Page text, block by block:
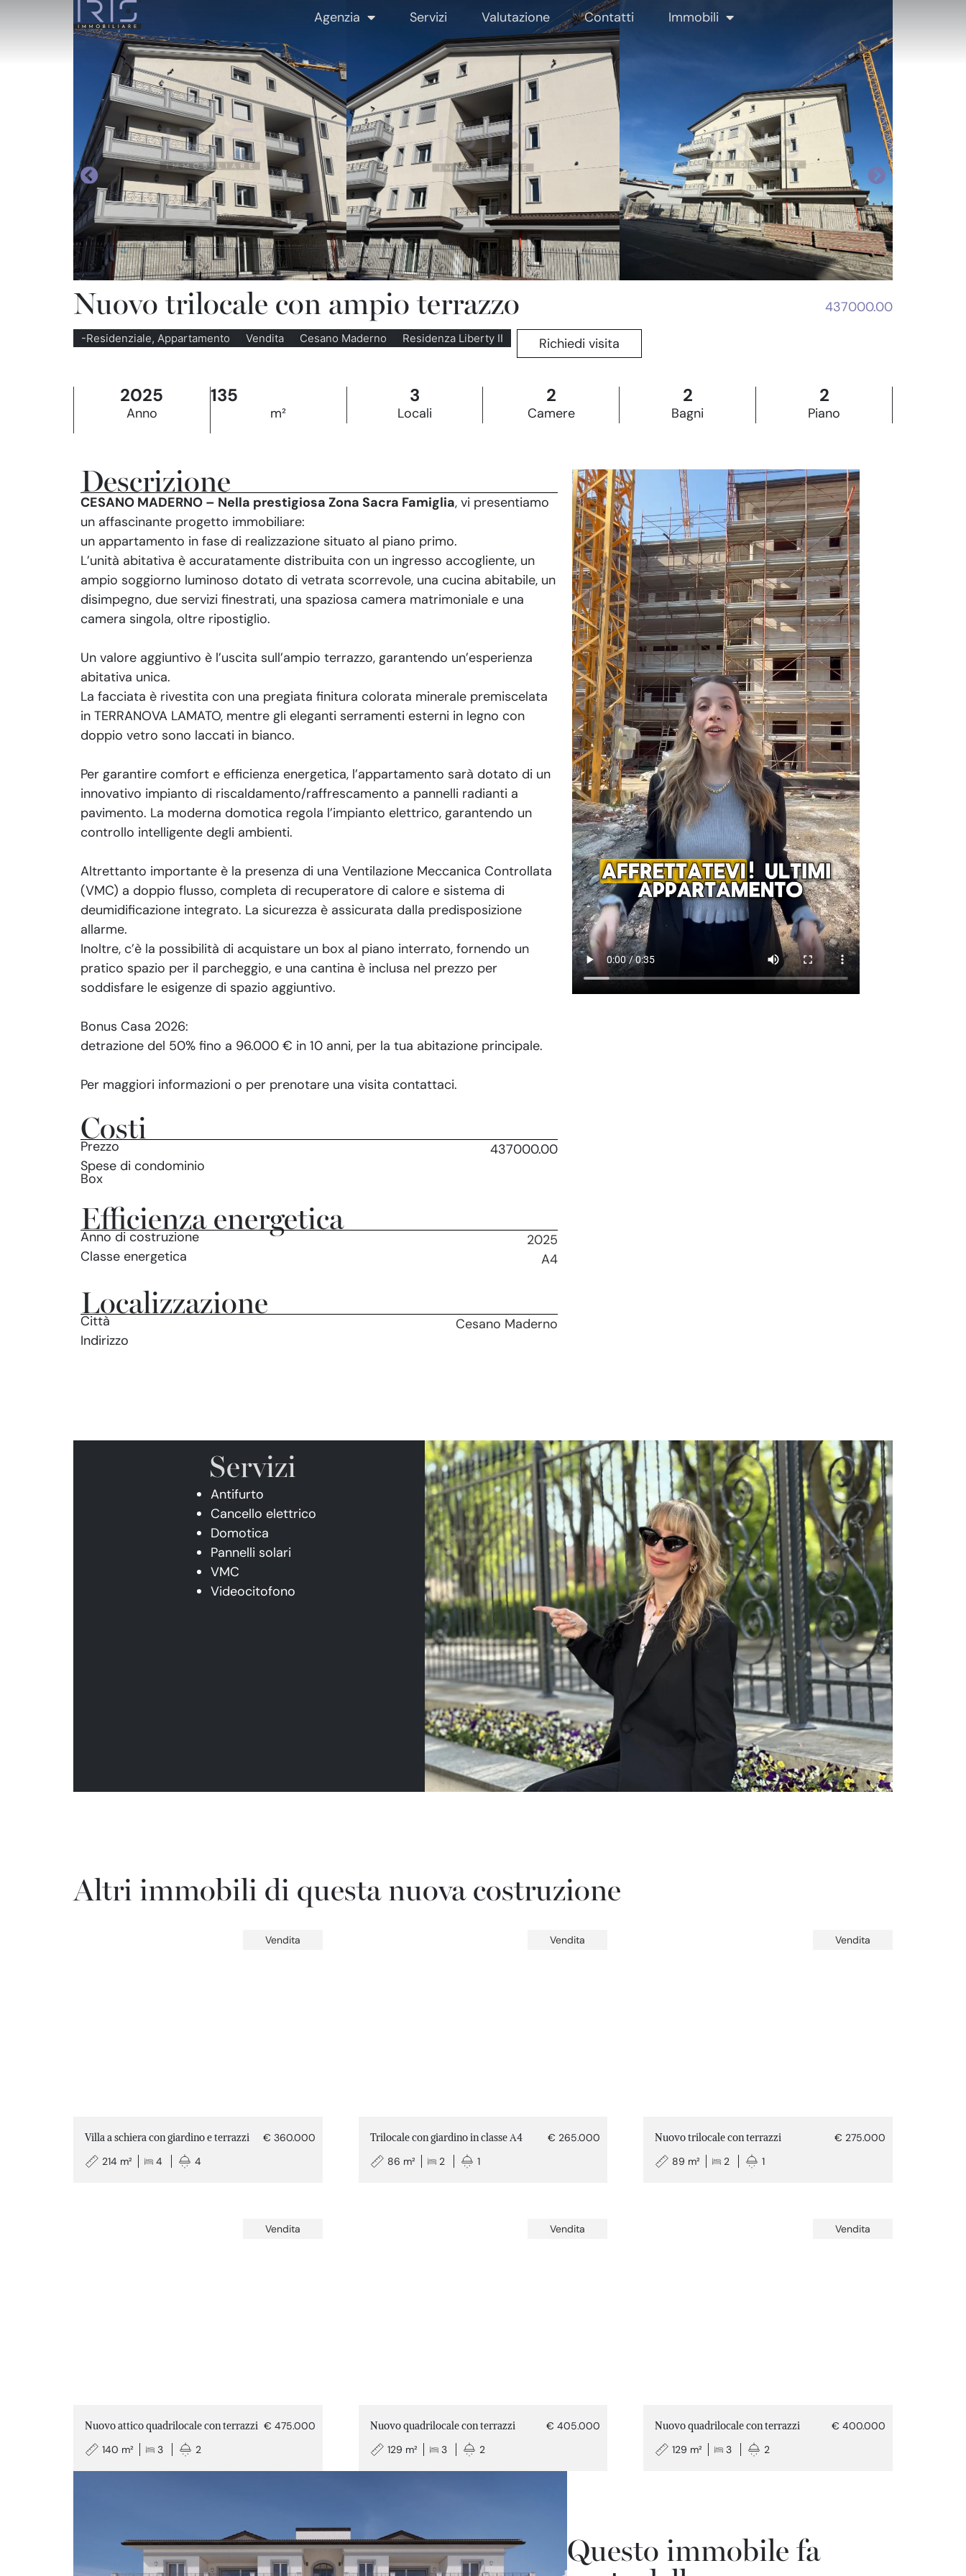
Agenzia Servizi Valutazione Contatti Immobili
Nuovo trilocale con ampio terrazzo 437000.00
-Residenziale, Appartamento Vendita Cesano Maderno Residenza Liberty II Richiedi visita
2025
Anno
135
m²
3
Locali
2
Camere
2
Bagni
2
Piano
Descrizione
CESANO MADERNO – Nella prestigiosa Zona Sacra Famiglia, vi presentiamo
un affascinante progetto immobiliare:
un appartamento in fase di realizzazione situato al piano primo.
L’unità abitativa è accuratamente distribuita con un ingresso accogliente, un
ampio soggiorno luminoso dotato di vetrata scorrevole, una cucina abitabile, un
disimpegno, due servizi finestrati, una spaziosa camera matrimoniale e una
camera singola, oltre ripostiglio.
Un valore aggiuntivo è l’uscita sull’ampio terrazzo, garantendo un’esperienza
abitativa unica.
La facciata è rivestita con una pregiata finitura colorata minerale premiscelata
in TERRANOVA LAMATO, mentre gli eleganti serramenti esterni in legno con
doppio vetro sono laccati in bianco.
Per garantire comfort e efficienza energetica, l’appartamento sarà dotato di un
innovativo impianto di riscaldamento/raffrescamento a pannelli radianti a
pavimento. La moderna domotica regola l’impianto elettrico, garantendo un
controllo intelligente degli ambienti.
Altrettanto importante è la presenza di una Ventilazione Meccanica Controllata
(VMC) a doppio flusso, completa di recuperatore di calore e sistema di
deumidificazione integrato. La sicurezza è assicurata dalla predisposizione
allarme.
Inoltre, c’è la possibilità di acquistare un box al piano interrato, fornendo un
pratico spazio per il parcheggio, e una cantina è inclusa nel prezzo per
soddisfare le esigenze di spazio aggiuntivo.
Bonus Casa 2026:
detrazione del 50% fino a 96.000 € in 10 anni, per la tua abitazione principale.
Per maggiori informazioni o per prenotare una visita contattaci.
Costi
Prezzo
437000.00
Spese di condominio
Box
Efficienza energetica
Anno di costruzione
2025
Classe energetica
A4
Localizzazione
Città
Cesano Maderno
Indirizzo
Servizi
Antifurto
Cancello elettrico
Domotica
Pannelli solari
VMC
Videocitofono
Altri immobili di questa nuova costruzione
Vendita
€ 360.000
Villa a schiera con giardino e terrazzi
214 m²
4 4
Vendita
€ 265.000
Trilocale con giardino in classe A4
86 m²
2 1
Vendita
€ 275.000
Nuovo trilocale con terrazzi
89 m²
2 1
Vendita
€ 475.000
Nuovo attico quadrilocale con terrazzi
140 m²
3 2
Vendita
€ 405.000
Nuovo quadrilocale con terrazzi
129 m²
3 2
Vendita
€ 400.000
Nuovo quadrilocale con terrazzi
129 m²
3 2
Questo immobile fa